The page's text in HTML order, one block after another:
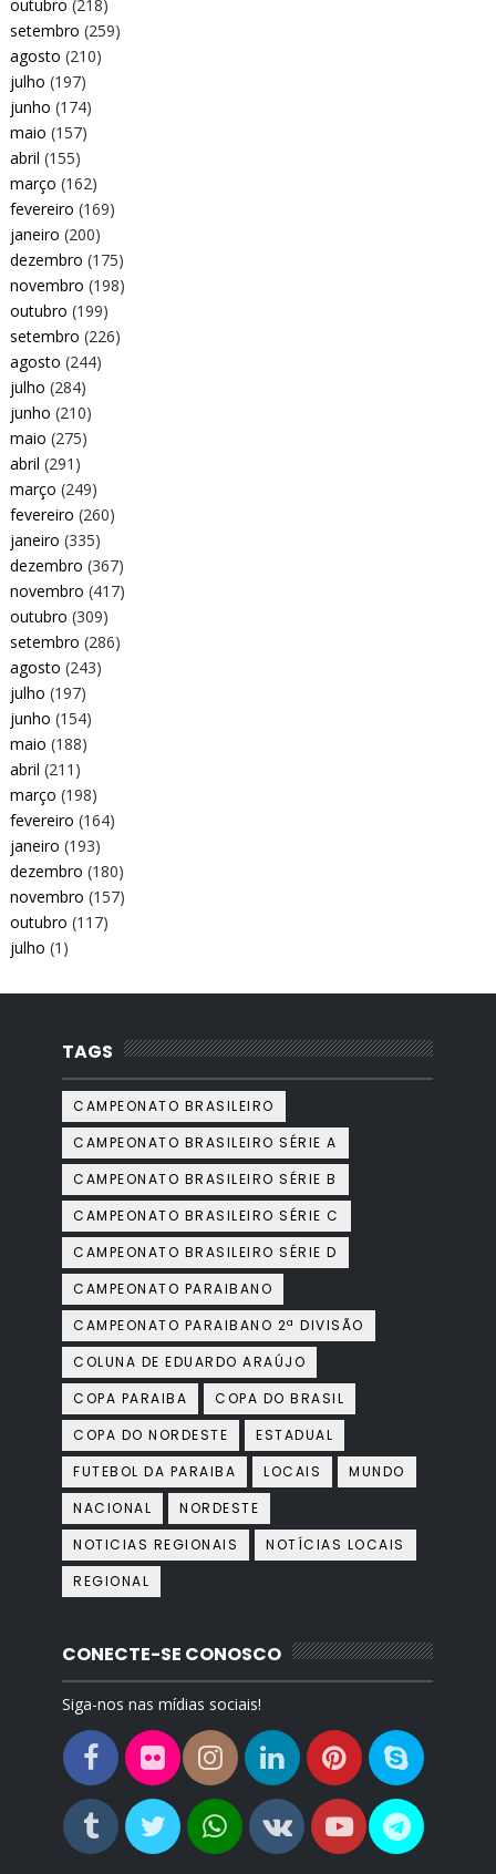
outubro (218)
setembro (259)
agosto (210)
julho (197)
junho (174)
maio (157)
abril (155)
março (162)
fevereiro (169)
janeiro (200)
dezembro (175)
novembro (198)
outubro (199)
setembro (226)
agosto (244)
julho (284)
junho (210)
maio (275)
abril (291)
março (249)
fevereiro (260)
janeiro (335)
dezembro (367)
novembro (417)
outubro (309)
setembro (286)
agosto (243)
julho (197)
junho (154)
maio (188)
abril (211)
março (198)
fevereiro (164)
janeiro (193)
dezembro (180)
novembro (157)
outubro (117)
julho (1)
TAGS
CAMPEONATO BRASILEIRO
CAMPEONATO BRASILEIRO SÉRIE A
CAMPEONATO BRASILEIRO SÉRIE B
CAMPEONATO BRASILEIRO SÉRIE C
CAMPEONATO BRASILEIRO SÉRIE D
CAMPEONATO PARAIBANO
CAMPEONATO PARAIBANO 2ª DIVISÃO
COLUNA DE EDUARDO ARAÚJO
COPA PARAIBA
COPA DO BRASIL
COPA DO NORDESTE
ESTADUAL
FUTEBOL DA PARAIBA
LOCAIS
MUNDO
NACIONAL
NORDESTE
NOTICIAS REGIONAIS
NOTÍCIAS LOCAIS
REGIONAL
CONECTE-SE CONOSCO
Siga-nos nas mídias sociais!